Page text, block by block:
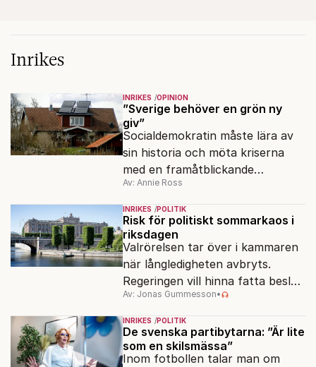
Inrikes
INRIKES OPINION
”Sverige behöver en grön ny
giv”
Socialdemokratin måste lära av
sin historia och möta kriserna
med en framåtblickande
strukturpolitik för att göra
Sverige långsiktigt hållbart,
jämlikt och kriståligt.
Av: Annie Ross
INRIKES POLITIK
Risk för politiskt sommarkaos i
riksdagen
Valrörelsen tar över i kammaren
när långledigheten avbryts.
Regeringen vill hinna fatta beslut
före valet – men oppositionen
ser sin chans att pressa
Tidösidan.
Av: Jonas Gummesson•
INRIKES POLITIK
De svenska partibytarna: ”Är lite
som en skilsmässa”
Inom fotbollen talar man om